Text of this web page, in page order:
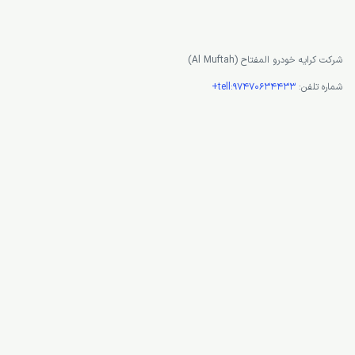
شرکت کرایه خودرو المفتاح (Al Muftah)
شماره تلفن: tell:97470634433+